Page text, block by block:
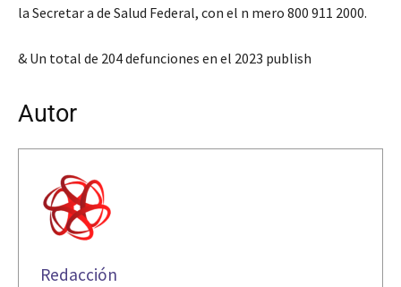
la Secretar a de Salud Federal, con el n mero 800 911 2000.
& Un total de 204 defunciones en el 2023 publish
Autor
Redacción